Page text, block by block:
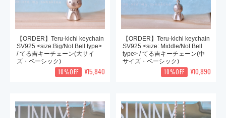
【ORDER】Teru-kichi keychain
SV925 <size:Big/Not Bell type>
/ てる吉キーチェーン(大サイ
ズ・ベーシック)
10%OFF ¥15,840
【ORDER】Teru-kichi keychain
SV925 <size: Middle/Not Bell
type> / てる吉キーチェーン(中
サイズ・ベーシック)
10%OFF ¥10,890